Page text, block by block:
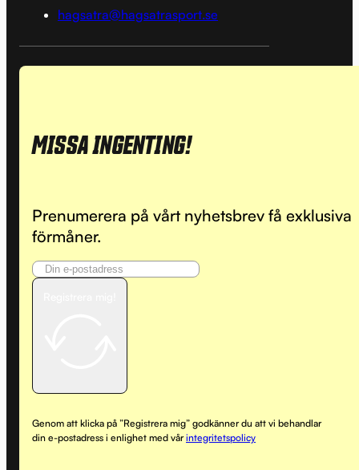
hagsatra@hagsatrasport.se
MISSA INGENTING!
Prenumerera på vårt nyhetsbrev få exklusiva
förmåner.
Genom att klicka på ”Registrera mig” godkänner du att vi behandlar
din e-postadress i enlighet med vårintegritetspolicy